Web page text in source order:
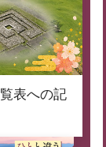
表への記